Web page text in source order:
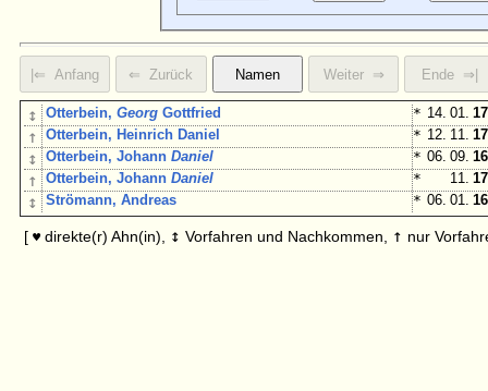
↕ Otterbein,Georg Gottfried * 14. 01.
↑ Otterbein, Heinrich Daniel * 12. 11.
↕ Otterbein, JohannDaniel * 06. 09.
↑ Otterbein, JohannDaniel * 11.
↕ Strömann, Andreas * 06. 01.
[ ♥ direkte(r) Ahn(in), ↕ Vorfahren und Nachkommen, ↑ nur